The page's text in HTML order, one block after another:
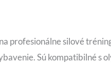
profesionálne silové
Sú kompatibilné s